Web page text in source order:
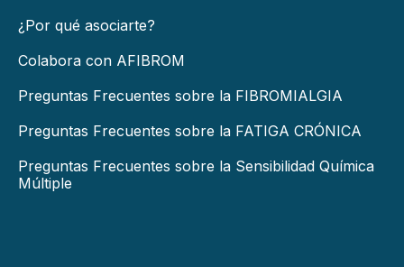
¿Por qué asociarte?
Colabora con AFIBROM
Preguntas Frecuentes sobre la FIBROMIALGIA
Preguntas Frecuentes sobre la FATIGA CRÓNICA
Preguntas Frecuentes sobre la Sensibilidad Química
Múltiple